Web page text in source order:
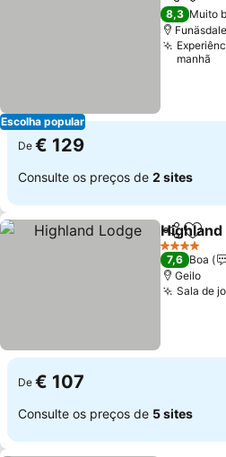
Escolha popular
8,3 Muito
manhã
De € 129
Consulte os preços de 2 sites
Partilhar
Highland
4 Estrelas
7,6 Boa
Geilo
Sala de
De € 107
Consulte os preços de 5 sites